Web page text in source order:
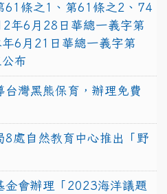
61條之1、第61條之2、74
年6月28日華總一義字第
6月21日華總一義字第
布
台灣黑熊保育，辦理免費
8處自然教育中心推出「野
金會辦理「2023海洋議題